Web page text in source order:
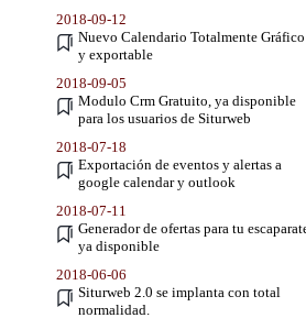
2018-09-12
Nuevo Calendario Totalmente Gráfico
y exportable
2018-09-05
Modulo Crm Gratuito, ya disponible
para los usuarios de Siturweb
2018-07-18
Exportación de eventos y alertas a
google calendar y outlook
2018-07-11
Generador de ofertas para tu
ya disponible
2018-06-06
Siturweb 2.0 se implanta con total
normalidad.